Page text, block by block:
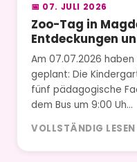
📅 07. JULI 2026
Zoo-Tag in
Entdeckungen
Am 07.07.2026
geplant: Die
fünf pädagogische
dem Bus um 9:00 Uh…
VOLLSTÄNDIG